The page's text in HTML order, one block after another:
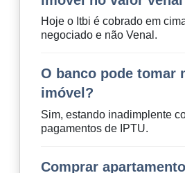
Hoje o Itbi é cobrado em
negociado e não Venal.
O banco pode tomar
imóvel?
Sim, estando inadimplente
pagamentos de IPTU.
Comprar